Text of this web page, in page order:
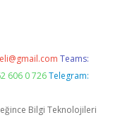
Teams:
606 0 726 Telegram:
Bilgi Teknolojileri